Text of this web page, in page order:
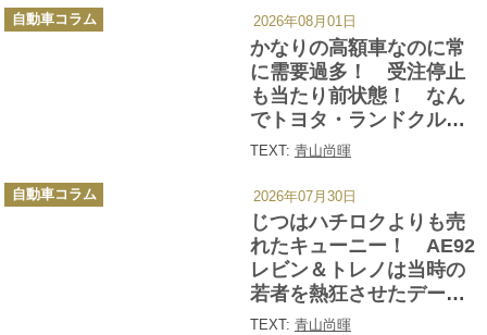
かなりの高額車なのに常
に需要過多！ 受注停止
も当たり前状態！ なん
でトヨタ・ランドクルー
ザーはここまで人気なの
TEXT: 青山尚暉
カ
テ
自動車コラム 2026年08月01日
じつはハチロクよりも売
れたキューニー！ AE92
レビン＆トレノは当時の
若者を熱狂させたデート
カーだった
TEXT: 青山尚暉
カ
テ
自動車コラム 2026年07月30日